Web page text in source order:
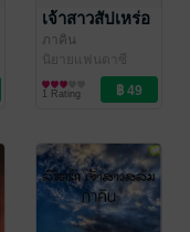
เจ้าสาวสัปเหร่อ
ภาคิน
นิยายแฟนตาซี
1 Rating